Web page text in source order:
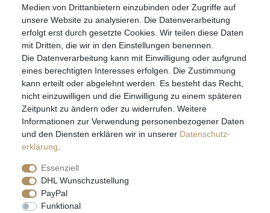
Medien von Drittanbietern einzubinden oder Zugriffe auf
unsere Website zu analysieren. Die Datenverarbeitung
erfolgt erst durch gesetzte Cookies. Wir teilen diese Daten
mit Dritten, die wir in den Einstellungen benennen.
Die Datenverarbeitung kann mit Einwilligung oder aufgrund
eines berechtigten Interesses erfolgen. Die Zustimmung
kann erteilt oder abgelehnt werden. Es besteht das Recht,
nicht einzuwilligen und die Einwilligung zu einem späteren
Zeitpunkt zu ändern oder zu widerrufen. Weitere
Informationen zur Verwendung personenbezogener Daten
und den Diensten erklären wir in unserer Daten­schutz­
erklärung
Essenziell
DHL Wunschzustellung
PayPal
Funktional
Widerrufs­recht Widerrufs­formular Impressum
Daten­schutz­erklärung AGB
E-MAIL **
Hiermit bestätige ich, dass ich die